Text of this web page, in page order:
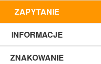
ZAPYTANIE
INFORMACJE
ZNAKOWANIE